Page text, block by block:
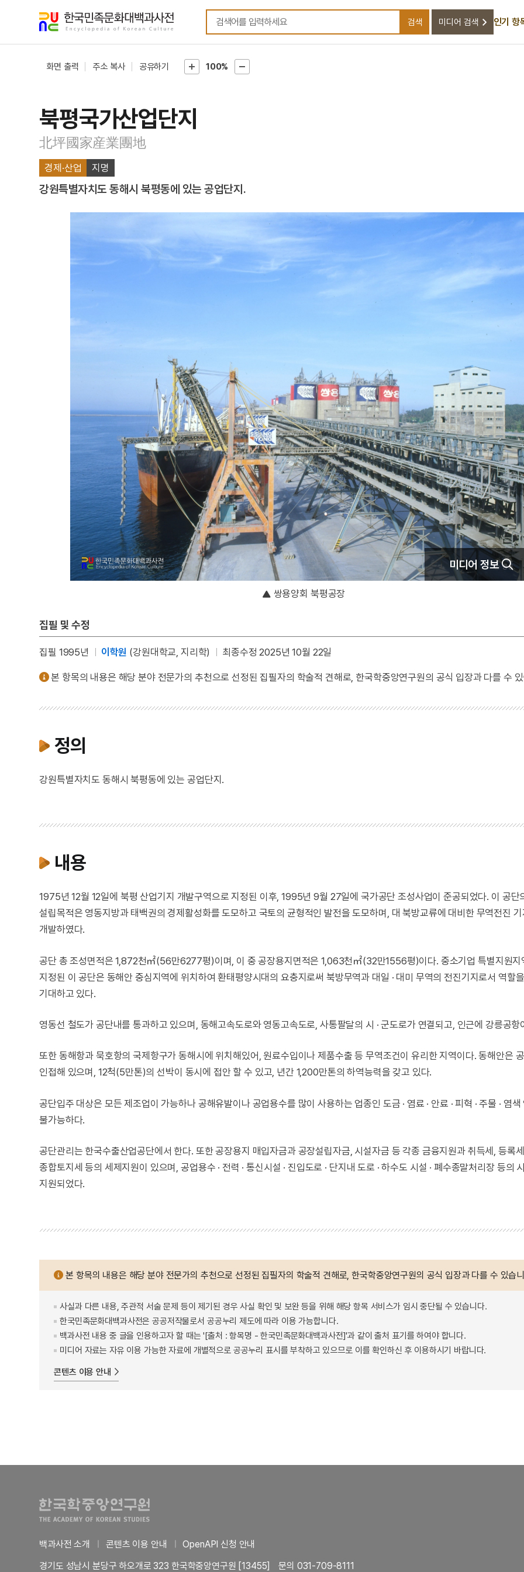
검색어를 입력하세요
검색 미디어 검색 인기 항
화면 출력 주소 복사 공유하기 100%
북평국가산업단지
北坪國家産業團地
경제·산업 지명
강원특별자치도 동해시 북평동에 있는 공업단지.
미디어 정보
쌍용양회 북평공장
집필 및 수정
집필 1995년 이학원 (강원대학교, 지리학) 최종수정 2025년 10월 22일
본 항목의 내용은 해당 분야 전문가의 추천으로 선정된 집필자의 학술적 견해로, 한국학중앙연구원의 공식 입장과 다를 수
정의
강원특별자치도 동해시 북평동에 있는 공업단지.
내용
1975년 12월 12일에 북평 산업기지 개발구역으로 지정된 이후, 1995년 9월 27일에 국가공단 조성사업이 준공되었다. 이 공단
설립목적은 영동지방과 태백권의 경제활성화를 도모하고 국토의 균형적인 발전을 도모하며, 대 북방교류에 대비한 무역전진
개발하였다.
공단 총 조성면적은 1,872천㎡(56만6277평)이며, 이 중 공장용지면적은 1,063천㎡(32만1556평)이다. 중소기업 특별지원지
지정된 이 공단은 동해안 중심지역에 위치하여 환태평양시대의 요충지로써 북방무역과 대일 · 대미 무역의 전진기지로서 역할
기대하고 있다.
영동선 철도가 공단내를 통과하고 있으며, 동해고속도로와 영동고속도로, 사통팔달의 시 · 군도로가 연결되고, 인근에 강릉공항
또한 동해항과 묵호항의 국제항구가 동해시에 위치해있어, 원료수입이나 제품수출 등 무역조건이 유리한 지역이다. 동해안은
인접해 있으며, 12척(5만톤)의 선박이 동시에 접안 할 수 있고, 년간 1,200만톤의 하역능력을 갖고 있다.
공단입주 대상은 모든 제조업이 가능하나 공해유발이나 공업용수를 많이 사용하는 업종인 도금 · 염료 · 안료 · 피혁 · 주물 · 염색
불가능하다.
공단관리는 한국수출산업공단에서 한다. 또한 공장용지 매입자금과 공장설립자금, 시설자금 등 각종 금융지원과 취득세, 등록
종합토지세 등의 세제지원이 있으며, 공업용수 · 전력 · 통신시설 · 진입도로 · 단지내 도로 · 하수도 시설 · 폐수종말처리장 등의
지원되었다.
본 항목의 내용은 해당 분야 전문가의 추천으로 선정된 집필자의 학술적 견해로, 한국학중앙연구원의 공식 입장과 다를 수 있습
사실과 다른 내용, 주관적 서술 문제 등이 제기된 경우 사실 확인 및 보완 등을 위해 해당 항목 서비스가 임시 중단될 수 있습니다.
한국민족문화대백과사전은 공공저작물로서 공공누리 제도에 따라 이용 가능합니다.
백과사전 내용 중 글을 인용하고자 할 때는 '[출처 : 항목명 - 한국민족문화대백과사전]'과 같이 출처 표기를 하여야 합니다.
미디어 자료는 자유 이용 가능한 자료에 개별적으로 공공누리 표시를 부착하고 있으므로 이를 확인하신 후 이용하시기 바랍니다.
콘텐츠 이용 안내
백과사전 소개 콘텐츠 이용 안내
OpenAPI 신청 안내
경기도 성남시 분당구 하오개로 323 한국학중앙연구원 [13455]
문의 031-709-8111